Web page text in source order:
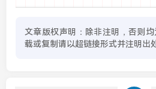
文章版权声明：除非注明，否则均
载或复制请以超链接形式并注明出